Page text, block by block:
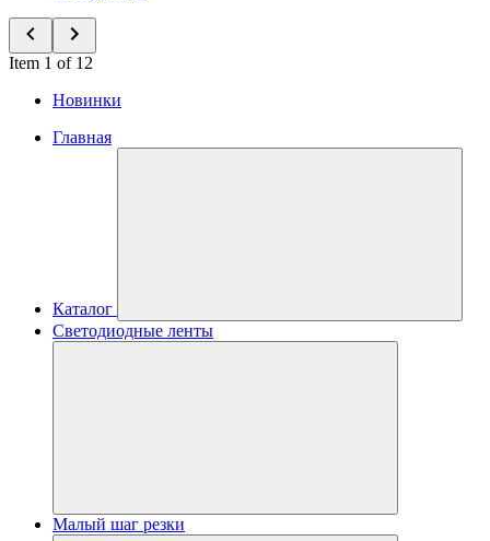
Item 1 of 12
Новинки
Главная
Каталог
Светодиодные ленты
Малый шаг резки